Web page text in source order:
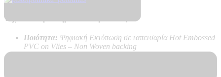
Τεχνικά Χαρακτηριστικά Προϊόντος:
Ποιότητα: Ψηφιακή Εκτύπωση σε ταπετσαρία Hot Embossed
PVC on Vlies – Non Woven backing